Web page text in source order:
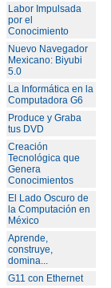
Labor Impulsada
por el
Conocimiento
Nuevo Navegador
Mexicano: Biyubi
5.0
La Informática en la
Computadora G6
Produce y Graba
tus DVD
Creación
Tecnológica que
Genera
Conocimientos
El Lado Oscuro de
la Computación en
México
Aprende,
construye,
domina...
G11 con Ethernet